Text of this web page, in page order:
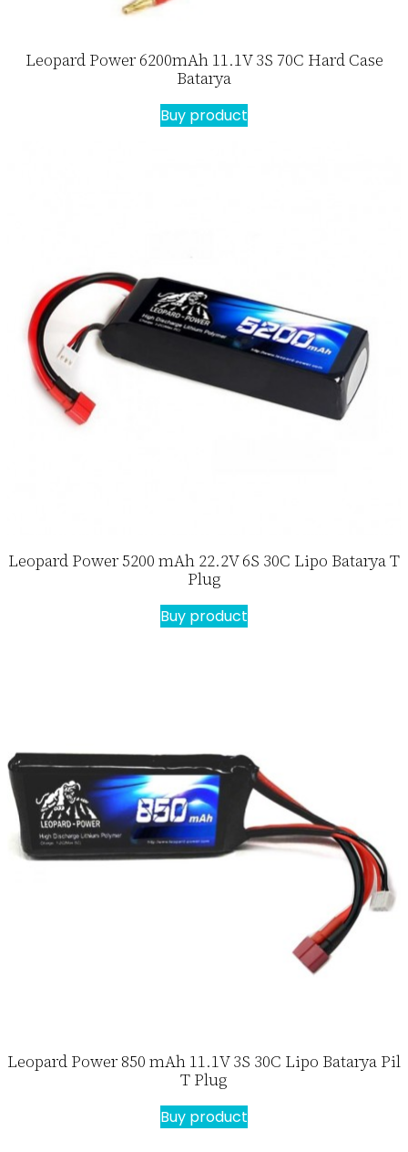
Leopard Power 6200mAh 11.1V 3S 70C Hard Case
Batarya
Buy product
Leopard Power 5200 mAh 22.2V 6S 30C Lipo Batarya T
Plug
Buy product
Leopard Power 850 mAh 11.1V 3S 30C Lipo Batarya Pil
T Plug
Buy product